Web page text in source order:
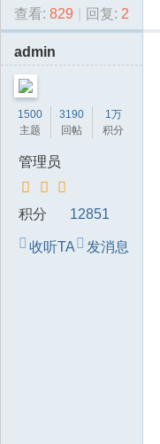
科
查看: 829 回复: 2
admin
1500
主题
3190
回帖
1万
积分
管理员
积分 12851
收听TA 发消息